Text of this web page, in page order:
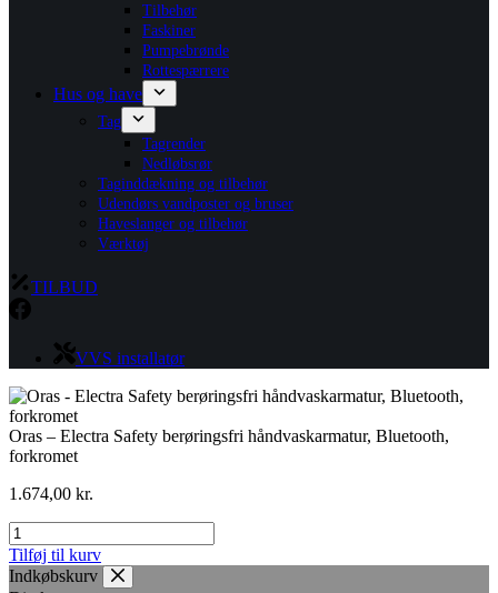
Tilbehør
Faskiner
Pumpebrønde
Rottespærrere
Hus og have
Tag
Tagrender
Nedløbsrør
Taginddækning og tilbehør
Udendørs vandposter og bruser
Haveslanger og tilbehør
Værktøj
TILBUD
VVS installatør
Oras – Electra Safety berøringsfri håndvaskarmatur, Bluetooth,
forkromet
1.674,00 kr.
Oras
-
Electra
Tilføj til kurv
Indkøbskurv